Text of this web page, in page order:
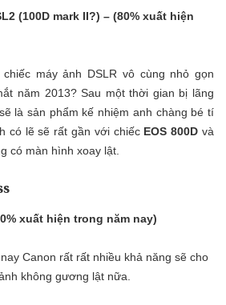
(100D mark II?) – (80% xuất hiện
máy ảnh DSLR vô cùng nhỏ gọn
năm 2013? Sau một thời gian bị lãng
là sản phẩm kế nhiệm anh chàng bé tí
có lẽ sẽ rất gần với chiếc EOS 800Dvà
có màn hình xoay lật.
xuất hiện trong năm nay)
Canon rất rất nhiều khả năng sẽ cho
không gương lật nữa.